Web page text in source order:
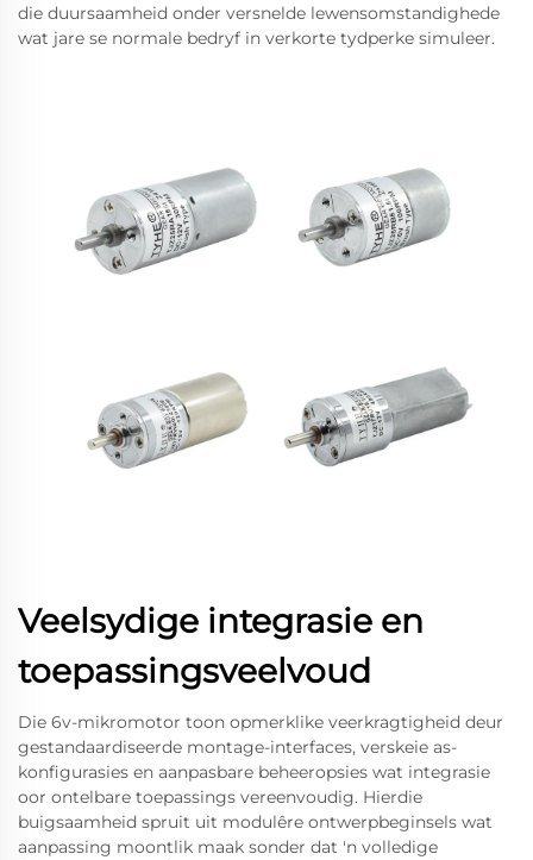
die duursaamheid onder versnelde lewensomstandighede
wat jare se normale bedryf in verkorte tydperke simuleer.
Veelsydige integrasie en
toepassingsveelvoud
Die 6v-mikromotor toon opmerklike veerkragtigheid deur
gestandaardiseerde montage-interfaces, verskeie as-
konfigurasies en aanpasbare beheeropsies wat integrasie
oor ontelbare toepassings vereenvoudig. Hierdie
buigsaamheid spruit uit modulêre ontwerpbeginsels wat
aanpassing moontlik maak sonder dat 'n volledige